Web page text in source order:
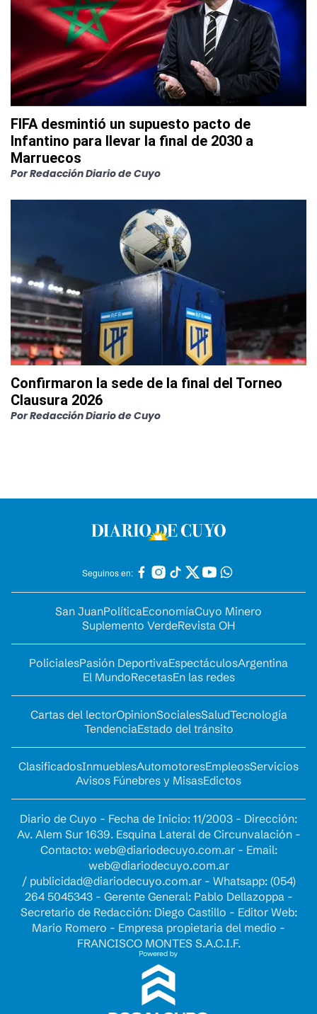
FIFA desmintió un supuesto pacto de
Infantino para llevar la final de 2030 a
Marruecos
PorRedacción Diario de Cuyo
Confirmaron la sede de la final del Torneo
Clausura 2026
PorRedacción Diario de Cuyo
Seguinos en:
San JuanPolíticaEconomíaCuyo Minero
Suplemento VerdeRevista OH
PolicialesPasión DeportivaEspectáculosArgentina
El MundoRecetasEn las redes
Cartas del lectorOpinionSocialesSaludTecnología
TendenciaEstado del tránsito
ClasificadosInmueblesAutomotoresEmpleosServicios
Avisos Fúnebres y MisasEdictos
Diario de Cuyo - Fecha de Inicio: 11/2003 - Dirección:
Av. Alem Sur 1639. Esquina Lateral de Circunvalación -
Contacto: web@diariodecuyo.com.ar- Email:
web@diariodecuyo.com.ar
/ publicidad@diariodecuyo.com.ar- Whatsapp: (054)
264 5045343 - Gerente General: Pablo Dellazoppa -
Secretario de Redacción: Diego Castillo - Editor Web:
Mario Romero - Empresa propietaria del medio -
FRANCISCO MONTES S.A.C.I.F.